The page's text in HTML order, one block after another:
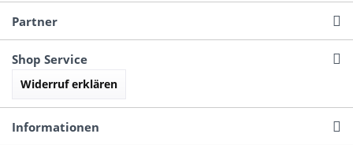
Partner
Shop Service
Widerruf erklären
Informationen